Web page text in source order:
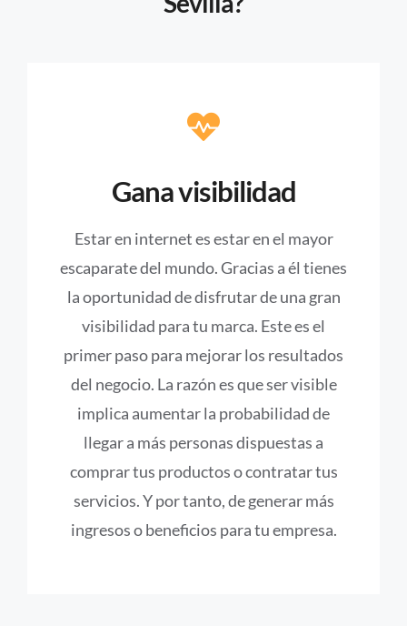
Gana visibilidad
Estar en internet es estar en el mayor
escaparate del mundo. Gracias a él tienes
la oportunidad de disfrutar de una gran
visibilidad para tu marca. Este es el
primer paso para mejorar los resultados
del negocio. La razón es que ser visible
implica aumentar la probabilidad de
llegar a más personas dispuestas a
comprar tus productos o contratar tus
servicios. Y por tanto, de generar más
ingresos o beneficios para tu empresa.